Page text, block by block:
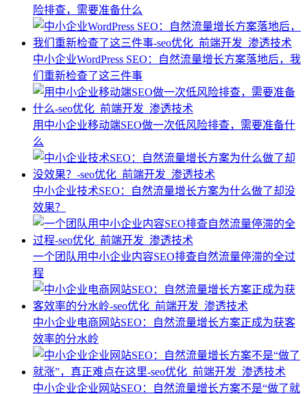
险排查，需要准备什么
中小企业WordPress SEO：自然流量增长方案落地后，我
们重新检查了这三件事
用中小企业移动端SEO做一次低风险排查，需要准备什
么
中小企业技术SEO：自然流量增长方案为什么做了却没
效果？
一个团队用中小企业内容SEO排查自然流量停滞的全过
程
中小企业电商网站SEO：自然流量增长方案正成为获客
效率的分水岭
中小企业企业网站SEO：自然流量增长方案不是“做了就